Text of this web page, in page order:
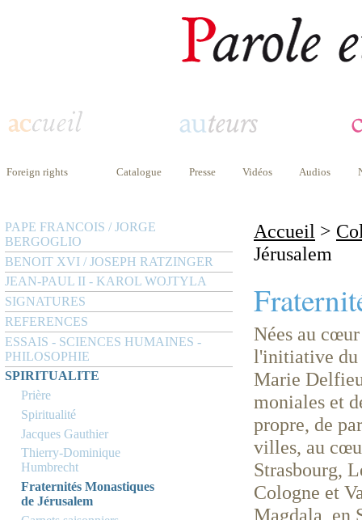
Foreign rights Catalogue Presse Vidéos Audios
PAPE FRANCOIS / JORGE
BERGOGLIO
BENOIT XVI / JOSEPH RATZINGER
JEAN-PAUL II - KAROL WOJTYLA
SIGNATURES
REFERENCES
ESSAIS - SCIENCES HUMAINES -
PHILOSOPHIE
SPIRITUALITE
Prière
Spiritualité
Jacques Gauthier
Thierry-Dominique
Humbrecht
Fraternités Monastiques
de Jérusalem
Accueil >
Jérusalem
Nées au
l'initiative du
Marie
moniales et
propre, de
villes, au
Strasbourg,
Cologne et
Magdala, en